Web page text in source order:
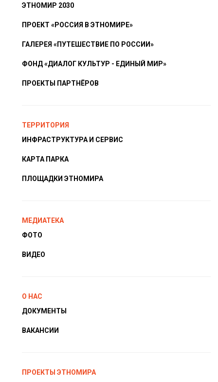
ЭТНОМИР 2030
ПРОЕКТ «РОССИЯ В ЭТНОМИРЕ»
ГАЛЕРЕЯ «ПУТЕШЕСТВИЕ ПО РОССИИ»
ФОНД «ДИАЛОГ КУЛЬТУР - ЕДИНЫЙ МИР»
ПРОЕКТЫ ПАРТНЁРОВ
ТЕРРИТОРИЯ
ИНФРАСТРУКТУРА И СЕРВИС
КАРТА ПАРКА
ПЛОЩАДКИ ЭТНОМИРА
МЕДИАТЕКА
ФОТО
ВИДЕО
О НАС
ДОКУМЕНТЫ
ВАКАНСИИ
ПРОЕКТЫ ЭТНОМИРА